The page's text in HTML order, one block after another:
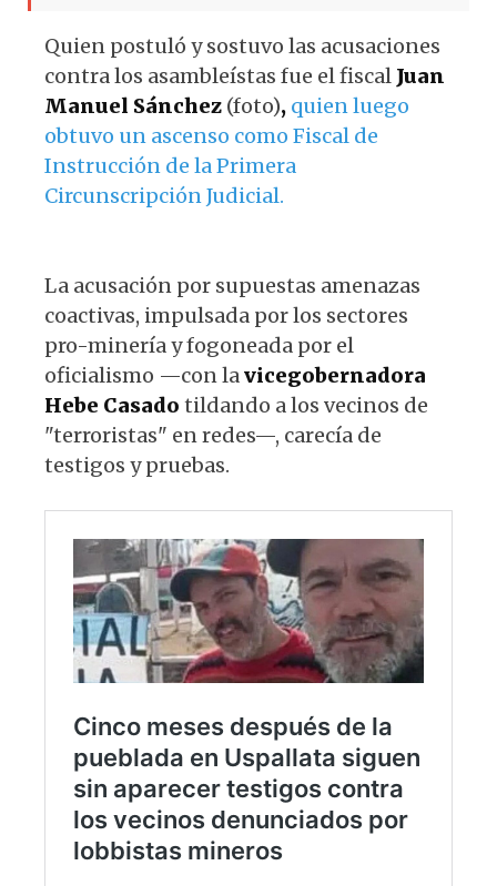
Quien postuló y sostuvo las acusaciones
contra los asambleístas fue el fiscal Juan
Manuel Sánchez (foto), quien luego
obtuvo un ascenso como Fiscal de
Instrucción de la Primera
Circunscripción Judicial.
La acusación por supuestas amenazas
coactivas, impulsada por los sectores
pro-minería y fogoneada por el
oficialismo —con lavicegobernadora
Hebe Casado tildando a los vecinos de
"terroristas" en redes—, carecía de
testigos y pruebas.